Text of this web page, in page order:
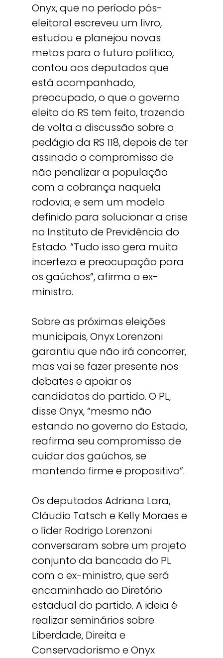
Onyx, que no período pós-
eleitoral escreveu um livro,
estudou e planejou novas
metas para o futuro político,
contou aos deputados que
está acompanhado,
preocupado, o que o governo
eleito do RS tem feito, trazendo
de volta a discussão sobre o
pedágio da RS 118, depois de ter
assinado o compromisso de
não penalizar a população
com a cobrança naquela
rodovia; e sem um modelo
definido para solucionar a crise
no Instituto de Previdência do
Estado. “Tudo isso gera muita
incerteza e preocupação para
os gaúchos”, afirma o ex-
ministro.
Sobre as próximas eleições
municipais, Onyx Lorenzoni
garantiu que não irá concorrer,
mas vai se fazer presente nos
debates e apoiar os
candidatos do partido. O PL,
disse Onyx, “mesmo não
estando no governo do Estado,
reafirma seu compromisso de
cuidar dos gaúchos, se
mantendo firme e propositivo”.
Os deputados Adriana Lara,
Cláudio Tatsch e Kelly Moraes e
o líder Rodrigo Lorenzoni
conversaram sobre um projeto
conjunto da bancada do PL
com o ex-ministro, que será
encaminhado ao Diretório
estadual do partido. A ideia é
realizar seminários sobre
Liberdade, Direita e
Conservadorismo e Onyx